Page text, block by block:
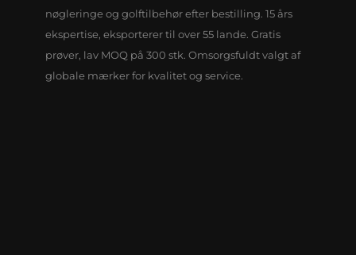
nøgleringe og golftilbehør efter bestilling. 15 års
ekspertise, eksporterer til over 55 lande. Gratis
prøver, lav MOQ på 300 stk. Omsorgsfuldt valgt af
globale mærker for kvalitet og service.